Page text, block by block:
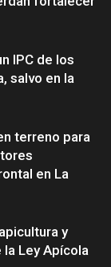
IPC de los
salvo en la
terreno para
en La
y
Ley Apícola